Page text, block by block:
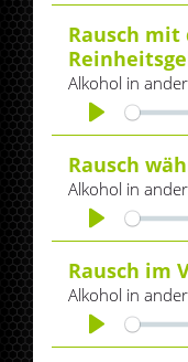
Rausch mit
Alkohol in
Play
Rausch
Alkohol in
Play
Rausch im
Alkohol in
Play